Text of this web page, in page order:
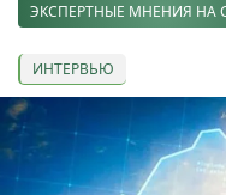
ЭКСПЕРТНЫЕ МНЕНИЯ НА
ИНТЕРВЬЮ